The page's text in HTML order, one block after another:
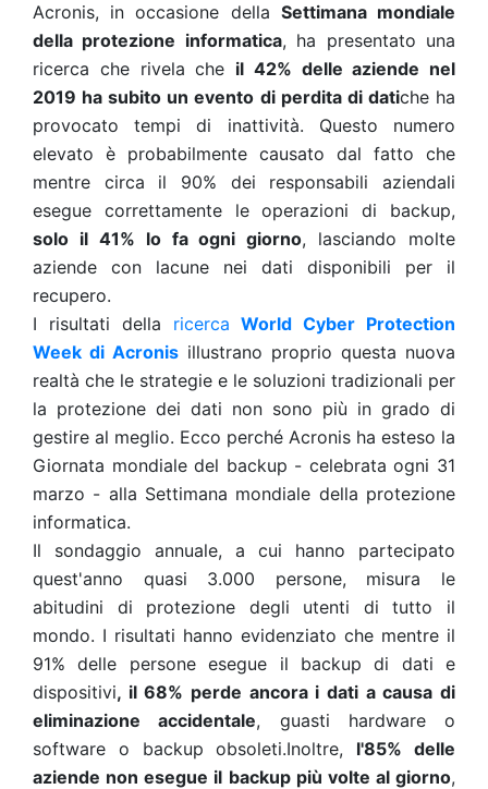
Acronis, in occasione della Settimana mondiale
della protezione informatica, ha presentato una
ricerca che rivela che il 42% delle aziende nel
2019 ha subito un evento di perdita di datiche ha
provocato tempi di inattività. Questo numero
elevato è probabilmente causato dal fatto che
mentre circa il 90% dei responsabili aziendali
esegue correttamente le operazioni di backup,
solo il 41% lo fa ogni giorno, lasciando molte
aziende con lacune nei dati disponibili per il
recupero.
I risultati della ricercaWorld Cyber Protection
Week di Acronis illustrano proprio questa nuova
realtà che le strategie e le soluzioni tradizionali per
la protezione dei dati non sono più in grado di
gestire al meglio. Ecco perché Acronis ha esteso la
Giornata mondiale del backup - celebrata ogni 31
marzo - alla Settimana mondiale della protezione
informatica.
Il sondaggio annuale, a cui hanno partecipato
quest'anno quasi 3.000 persone, misura le
abitudini di protezione degli utenti di tutto il
mondo. I risultati hanno evidenziato che mentre il
91% delle persone esegue il backup di dati e
dispositivi, il 68% perde ancora i dati a causa di
eliminazione accidentale, guasti hardware o
software o backup obsoleti.Inoltre, l'85% delle
aziende non esegue il backup più volte al giorno,